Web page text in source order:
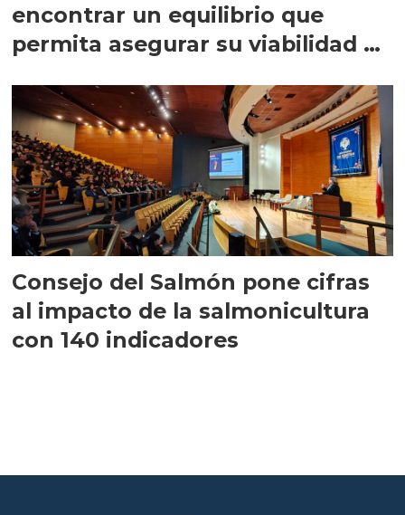
encontrar un equilibrio que
permita asegurar su viabilidad de
Consejo del Salmón pone cifras
al impacto de la salmonicultura
con 140 indicadores